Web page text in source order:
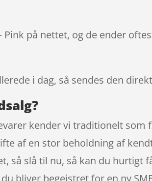
Pink på nettet, og de ender
i dag, så sendes den
kender vi traditionelt som
af en stor beholdning af
slå til nu, så kan du hurtigt få
bliver begejstret for en ny